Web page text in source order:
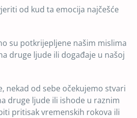
od kud ta emocija najčešće
su potkrijepljene našim mislima
druge ljude ili događaje u našoj
nekad od sebe očekujemo stvari
druge ljude ili ishode u raznim
pritisak vremenskih rokova ili